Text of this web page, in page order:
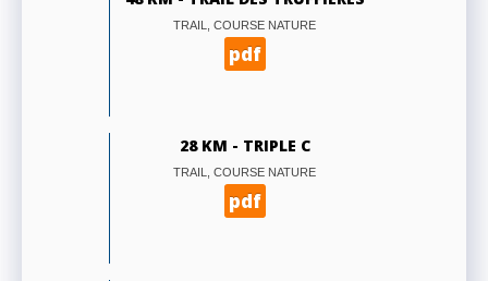
TRAIL, COURSE NATURE
pdf
28 KM - TRIPLE C
TRAIL, COURSE NATURE
pdf